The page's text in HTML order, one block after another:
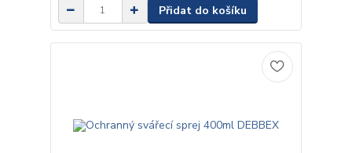
Přidat do košíku